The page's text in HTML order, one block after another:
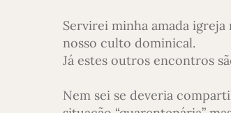
Servirei minha amada
nosso culto dominical.
Já estes outros encontros
Nem sei se deveria